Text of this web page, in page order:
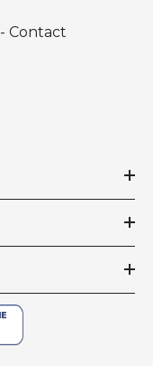
- Contact